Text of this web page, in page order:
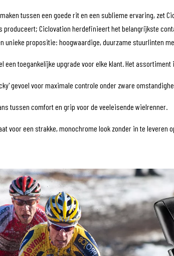
tussen een goede rit en een sublieme ervaring, zet
Ciclovation herdefinieert het belangrijkste
unieke propositie: hoogwaardige, duurzame stuurlinten
een toegankelijke upgrade voor elke klant. Het
gevoel voor maximale controle onder zware
tussen comfort en grip voor de veeleisende wielrenner.
voor een strakke, monochrome look zonder in te leveren